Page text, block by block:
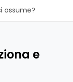
assume?
e